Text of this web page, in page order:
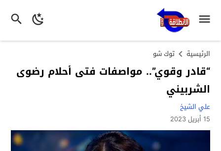
الرئيسية توك شو
“قادر وقوي”.. مواصفات فتى أحلام رضوى
الشربيني
علي الشيخ
15 أبريل 2023